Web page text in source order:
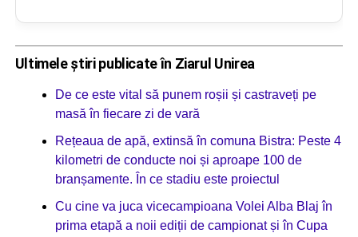
Ultimele știri publicate în Ziarul Unirea
De ce este vital să punem roșii și castraveți pe
masă în fiecare zi de vară
Rețeaua de apă, extinsă în comuna Bistra: Peste 4
kilometri de conducte noi și aproape 100 de
branșamente. În ce stadiu este proiectul
Cu cine va juca vicecampioana Volei Alba Blaj în
prima etapă a noii ediții de campionat și în Cupa